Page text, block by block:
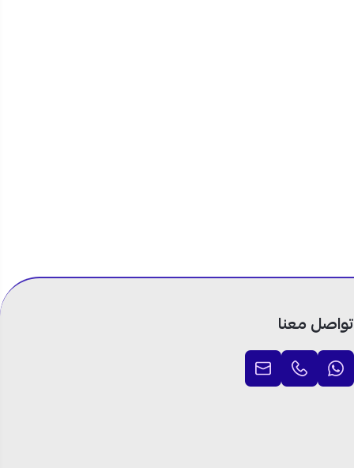
تواصل معنا